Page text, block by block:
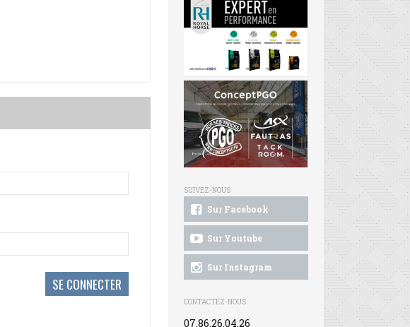
SUIVEZ-NOUS
Sur Facebook
Sur Youtube
Sur Instagram
CONTACTEZ-NOUS
07.86.26.04.26